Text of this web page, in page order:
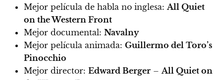
Mejor película de habla no inglesa:All Quiet
on the Western Front
Mejor documental: Navalny
Mejor película animada: Guillermo del Toro’s
Pinocchio
Mejor director: Edward Berger –All Quiet on